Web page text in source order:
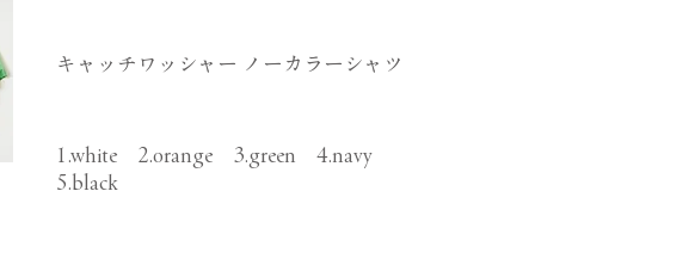
キャッチワッシャー ノーカラーシャツ
1.white 2.orange 3.green 4.navy
5.black